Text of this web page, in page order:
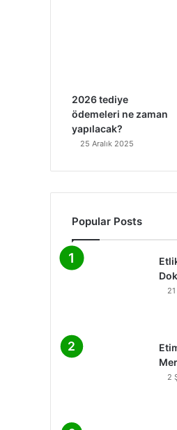
2026 tediye
ödemeleri ne zaman
yapılacak?
25 Aralık 2025
Popular Posts
2